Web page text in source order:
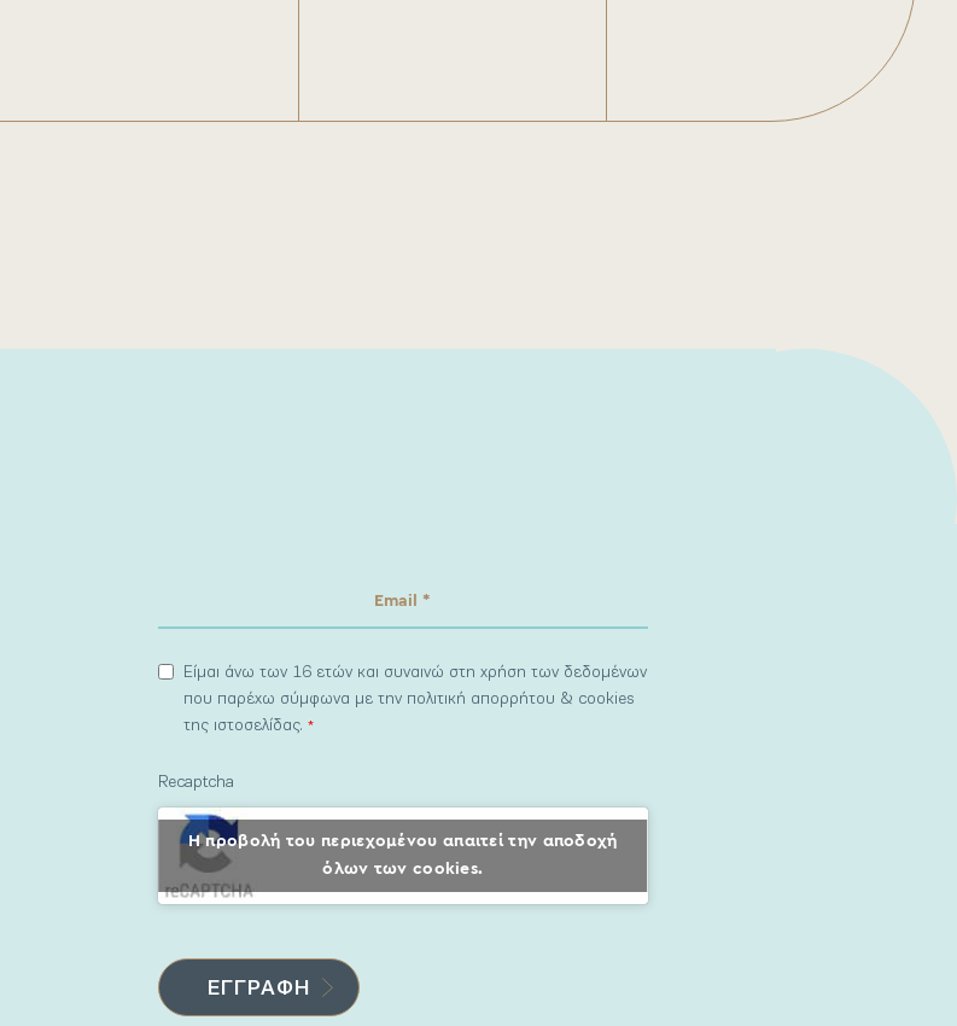
Είμαι άνω των 16 ετών και συναινώ στη χρήση των δεδομένων
που παρέχω σύμφωνα με την πολιτική απορρήτου & cookies
της ιστοσελίδας.*
Recaptcha
Η προβολή του περιεχομένου απαιτεί την αποδοχή
όλων των cookies.